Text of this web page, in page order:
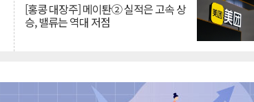
[홍콩 대장주] 메이퇀② 실적은 고속 상
승, 밸류는 역대 저점